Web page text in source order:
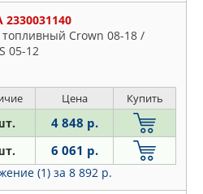
2330031140
Crown 08-18 /
05-12
Цена Купить
4 848 р.
6 061 р.
(1) за 8 892 р.